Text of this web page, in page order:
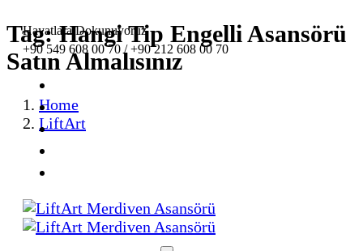
Hayatlara Dokunuyoruz
+90 549 608 00 70 / +90 212 608 00 70
Tag: Hangi Tip Engelli Asansörü
Satın Almalısınız
Home
LiftArt